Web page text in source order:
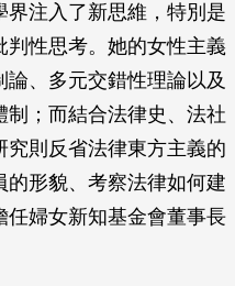
界注入了新思維，特別是
性思考。她的女性主義
、多元交錯性理論以及
；而結合法律史、法社
則反省法律東方主義的
形貌、考察法律如何建
任婦女新知基金會董事長